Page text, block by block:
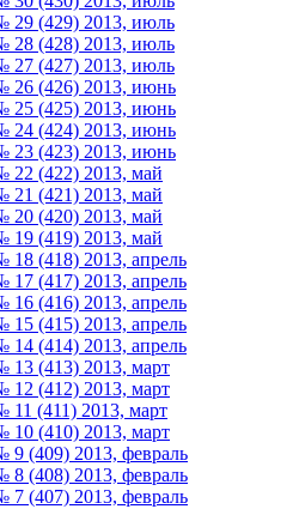
29 (429) 2013, июль
28 (428) 2013, июль
27 (427) 2013, июль
26 (426) 2013, июнь
25 (425) 2013, июнь
24 (424) 2013, июнь
23 (423) 2013, июнь
22 (422) 2013, май
21 (421) 2013, май
20 (420) 2013, май
19 (419) 2013, май
18 (418) 2013, апрель
17 (417) 2013, апрель
16 (416) 2013, апрель
15 (415) 2013, апрель
14 (414) 2013, апрель
13 (413) 2013, март
12 (412) 2013, март
11 (411) 2013, март
10 (410) 2013, март
9 (409) 2013, февраль
8 (408) 2013, февраль
7 (407) 2013, февраль